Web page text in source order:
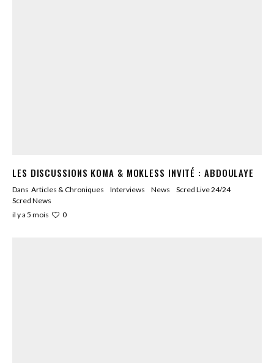
LES DISCUSSIONS KOMA & MOKLESS INVITÉ : ABDOULAYE
Dans Articles & Chroniques Interviews News
Scred Live 24/24
Scred News
il y a 5 mois
0